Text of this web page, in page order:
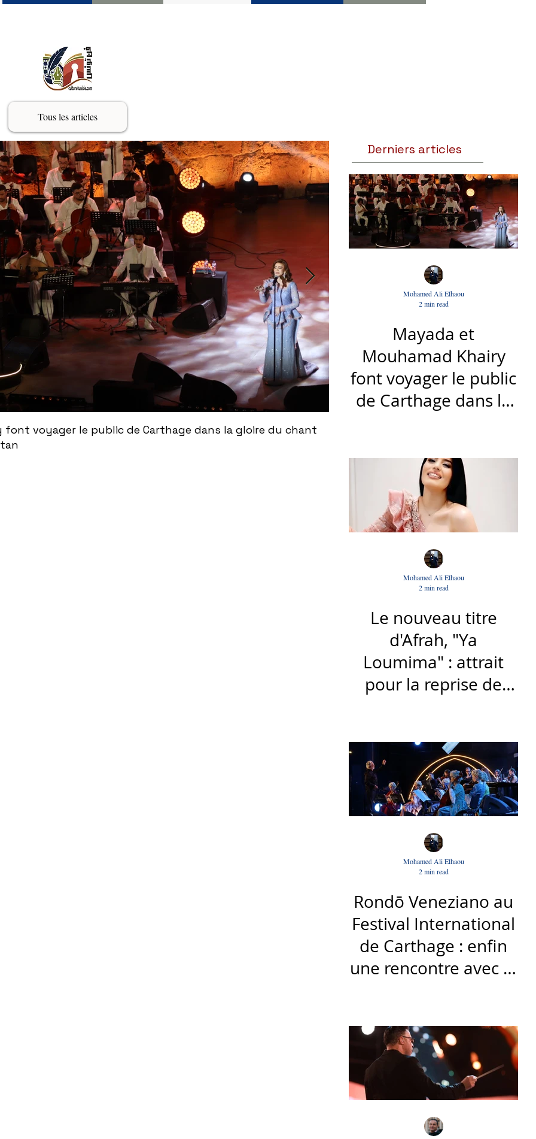
Tous les articles
font voyager le public de Carthage dans la gloire du chant
Derniers articles
Mayada et
Mouhamad Khairy
font voyager le public
de Carthage dans la
d'antan
Mohamed Ali Elhaou
2 min read
Le nouveau titre
d'Afrah, "Ya
Loumima" : attrait
pour la reprise de
Mohamed Ali Elhaou
2 min read
Rondō Veneziano au
Festival International
de Carthage : enfin
une rencontre avec le
Mohamed Ali Elhaou
2 min read